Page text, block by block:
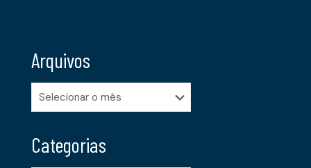
Arquivos
Arquivos
Categorias